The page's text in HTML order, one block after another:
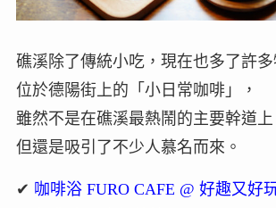
礁溪除了傳統小吃，現在也多了許多
位於德陽街上的「小日常咖啡」，
雖然不是在礁溪最熱鬧的主要幹道上
但還是吸引了不少人慕名而來。
✔ 咖啡浴 FURO CAFE @ 好趣又好